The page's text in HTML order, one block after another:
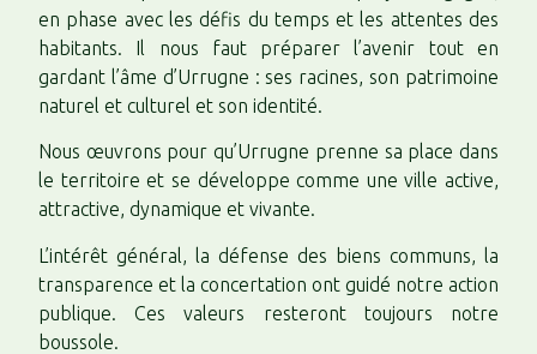
en phase avec les défis du temps et les attentes des
habitants. Il nous faut préparer l’avenir tout en
gardant l’âme d’Urrugne : ses racines, son patrimoine
naturel et culturel et son identité.
Nous œuvrons pour qu’Urrugne prenne sa place dans
le territoire et se développe comme une ville active,
attractive, dynamique et vivante.
L’intérêt général, la défense des biens communs, la
transparence et la concertation ont guidé notre action
publique. Ces valeurs resteront toujours notre
boussole.